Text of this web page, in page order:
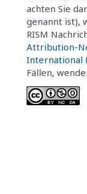
achten Sie
genannt ist),
RISM
Attribution-
International
Fällen,